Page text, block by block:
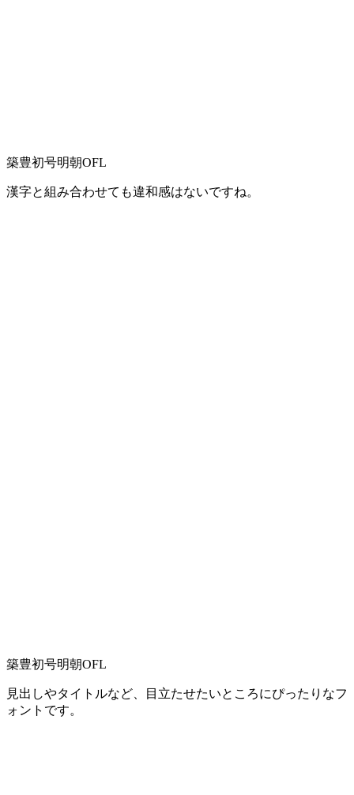
築豊初号明朝OFL
漢字と組み合わせても違和感はないですね。
築豊初号明朝OFL
見出しやタイトルなど、目立たせたいところにぴったりなフ
ォントです。